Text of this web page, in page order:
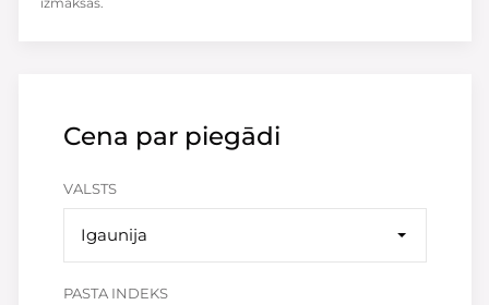
Cena par piegādi
VALSTS
Igaunija
PASTA INDEKS